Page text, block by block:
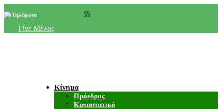
Γίνε Μέλος
Κίνημα
Πρόεδρος
Καταστατικό